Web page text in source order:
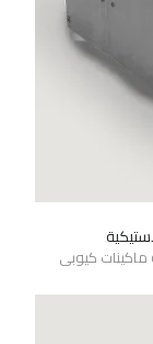
ماكينات كيوبى